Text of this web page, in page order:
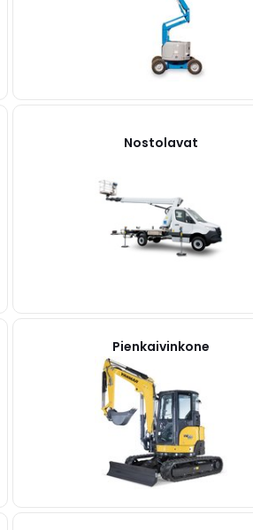
Nostolavat
Pienkaivinkone